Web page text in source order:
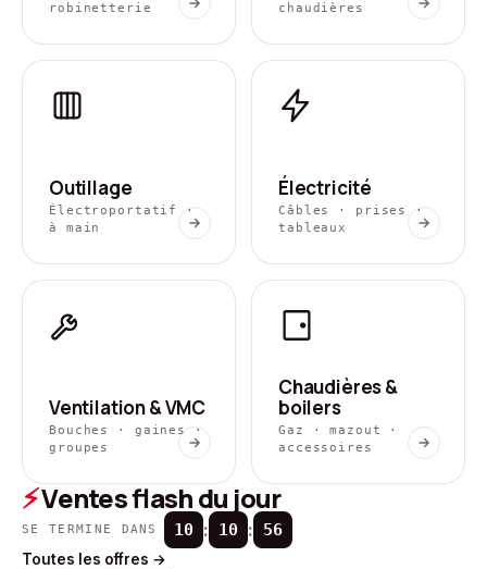
robinetterie
chaudières
Outillage
Électroportatif ·
à main
Électricité
Câbles · prises ·
tableaux
Ventilation & VMC
Bouches · gaines ·
groupes
Chaudières &
boilers
Gaz · mazout ·
accessoires
⚡Ventes flash du jour
SE TERMINE DANS 10 : 10 : 55
Toutes les offres →